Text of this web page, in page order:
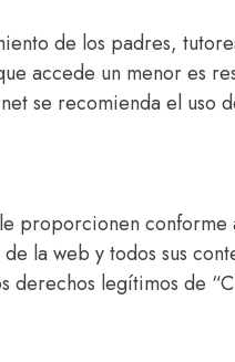
de los padres,
accede un menor es
se recomienda el uso
proporcionen conforme
la web y todos sus
legítimos de